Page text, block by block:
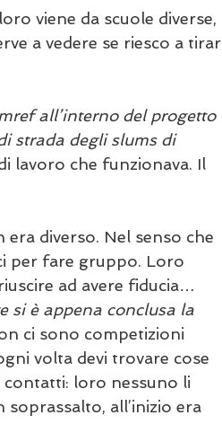
viene da scuole diverse,
a vedere se riesco a tirar
all’interno del progetto
strada degli slums di
lavoro che funzionava. Il
diverso. Nel senso che
per fare gruppo. Loro
ad avere fiducia…
si è appena conclusa la
ci sono competizioni
volta devi trovare cose
contatti: loro nessuno li
all’inizio era